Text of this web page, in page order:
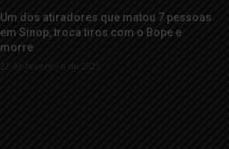
Um dos atiradores que matou 7 pessoas
em Sinop, troca tiros com o Bope e
morre
22 de fevereiro de 2023